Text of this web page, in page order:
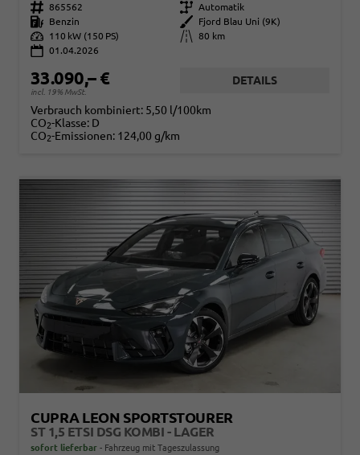
Fahrzeugnr. 865562 Getriebe
Automatik
Kraftstoff
Benzin Außenfarbe
Fjord Blau Uni (9K)
Leistung
110 kW (150 PS) Kilometerstand
80 km
01.04.2026
33.090,– €
incl. 19% MwSt.
DETAILS
Verbrauch kombiniert: 5,50 l/100km
CO2-Klasse: D
CO2-Emissionen: 124,00 g/km
CUPRA LEON SPORTSTOURER
ST 1,5 ETSI DSG KOMBI - LAGER
sofort lieferbar Fahrzeug mit Tageszulassung